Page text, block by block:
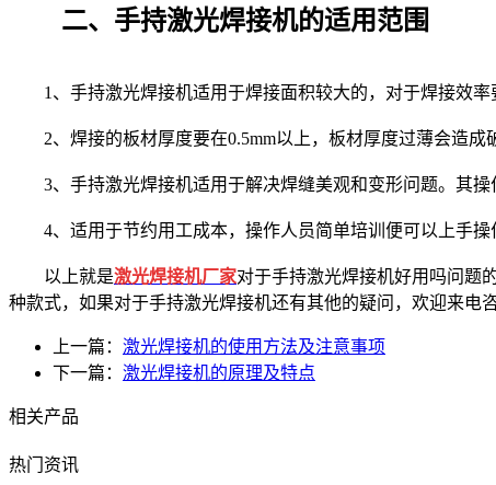
二、手持激光焊接机的适用范围
1、手持激光焊接机适用于焊接面积较大的，对于焊接效率
2、焊接的板材厚度要在0.5mm以上，板材厚度过薄会造成
3、手持激光焊接机适用于解决焊缝美观和变形问题。其操
4、适用于节约用工成本，操作人员简单培训便可以上手操
以上就是激光焊接机厂家对于手持激光焊接机好用吗问题
种款式，如果对于手持激光焊接机还有其他的疑问，欢迎来电咨
上一篇： 激光焊接机的使用方法及注意事项
下一篇： 激光焊接机的原理及特点
相关产品
热门资讯